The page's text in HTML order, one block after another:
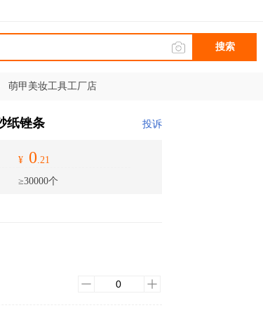
搜索
萌甲美妆工具工厂店
纸锉条 投诉
¥ 0.21
≥30000个